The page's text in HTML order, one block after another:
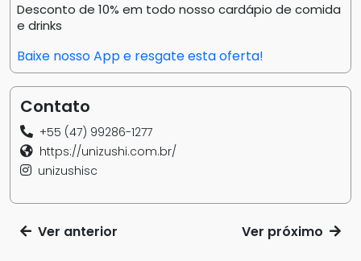
Desconto de 10% em todo nosso cardápio de comida
e drinks
Baixe nosso App e resgate esta oferta!
Contato
+55 (47) 99286-1277
https://unizushi.com.br/
unizushisc
Ver anterior Ver próximo